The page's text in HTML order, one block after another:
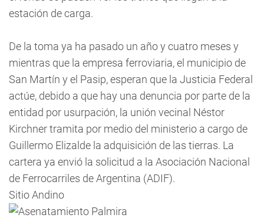
estación de carga.
De la toma ya ha pasado un año y cuatro meses y
mientras que la empresa ferroviaria, el municipio de
San Martín y el Pasip, esperan que la Justicia Federal
actúe, debido a que hay una denuncia por parte de la
entidad por usurpación, la unión vecinal Néstor
Kirchner tramita por medio del ministerio a cargo de
Guillermo Elizalde la adquisición de las tierras. La
cartera ya envió la solicitud a la Asociación Nacional
de Ferrocarriles de Argentina (ADIF).
Sitio Andino